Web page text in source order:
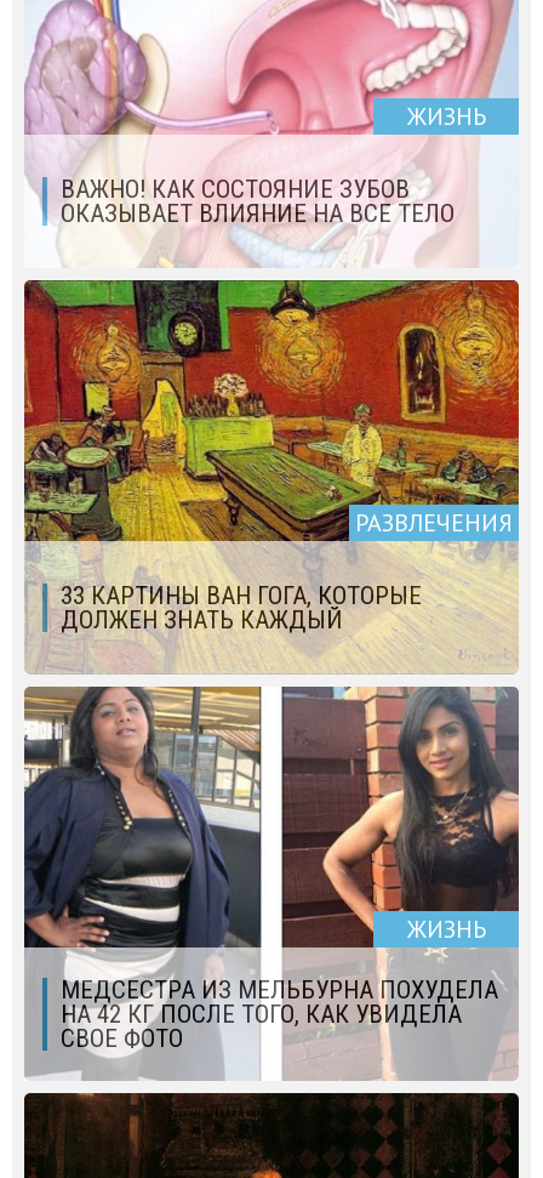
ЖИЗНЬ
ВАЖНО! КАК СОСТОЯНИЕ ЗУБОВ
ОКАЗЫВАЕТ ВЛИЯНИЕ НА ВСЕ ТЕЛО
РАЗВЛЕЧЕНИЯ
33 КАРТИНЫ ВАН ГОГА, КОТОРЫЕ
ДОЛЖЕН ЗНАТЬ КАЖДЫЙ
ЖИЗНЬ
МЕДСЕСТРА ИЗ МЕЛЬБУРНА ПОХУДЕЛА
НА 42 КГ ПОСЛЕ ТОГО, КАК УВИДЕЛА
СВОЕ ФОТО